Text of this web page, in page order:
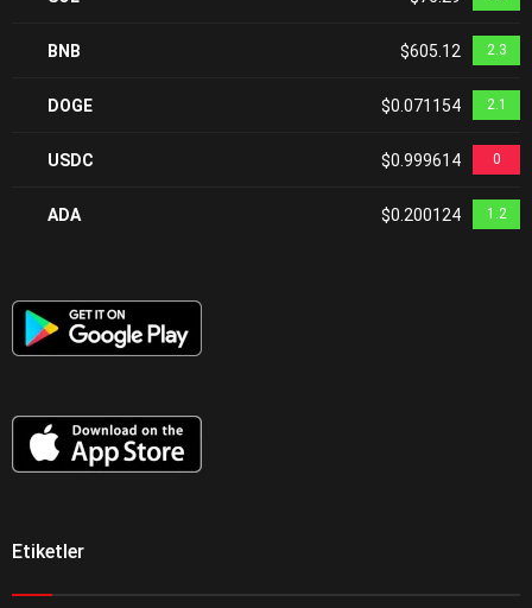
BNB $605.12 2.3
DOGE $0.071154 2.1
USDC $0.999614 0
ADA $0.200124 1.2
Etiketler